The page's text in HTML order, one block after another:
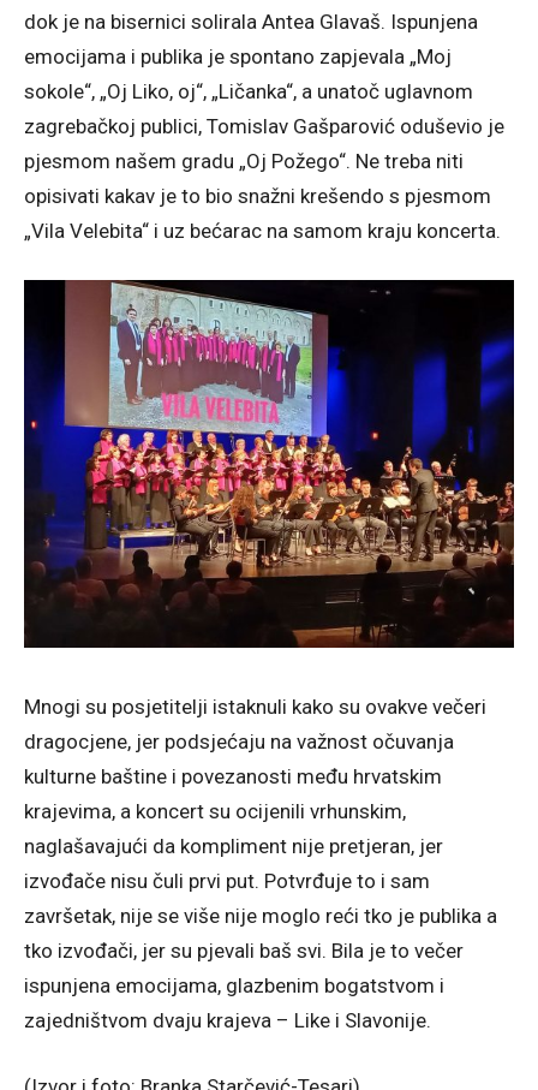
dok je na bisernici solirala Antea Glavaš. Ispunjena
emocijama i publika je spontano zapjevala „Moj
sokole“, „Oj Liko, oj“, „Ličanka“, a unatoč uglavnom
zagrebačkoj publici, Tomislav Gašparović oduševio je
pjesmom našem gradu „Oj Požego“. Ne treba niti
opisivati kakav je to bio snažni krešendo s pjesmom
„Vila Velebita“ i uz bećarac na samom kraju koncerta.
Mnogi su posjetitelji istaknuli kako su ovakve večeri
dragocjene, jer podsjećaju na važnost očuvanja
kulturne baštine i povezanosti među hrvatskim
krajevima, a koncert su ocijenili vrhunskim,
naglašavajući da kompliment nije pretjeran, jer
izvođače nisu čuli prvi put. Potvrđuje to i sam
završetak, nije se više nije moglo reći tko je publika a
tko izvođači, jer su pjevali baš svi. Bila je to večer
ispunjena emocijama, glazbenim bogatstvom i
zajedništvom dvaju krajeva – Like i Slavonije.